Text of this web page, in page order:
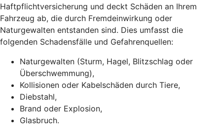
Haftpflichtversicherung und deckt Schäden an Ihrem
Fahrzeug ab, die durch Fremdeinwirkung oder
Naturgewalten entstanden sind. Dies umfasst die
folgenden Schadensfälle und Gefahrenquellen:
Naturgewalten (Sturm, Hagel, Blitzschlag oder
Überschwemmung),
Kollisionen oder Kabelschäden durch Tiere,
Diebstahl,
Brand oder Explosion,
Glasbruch.